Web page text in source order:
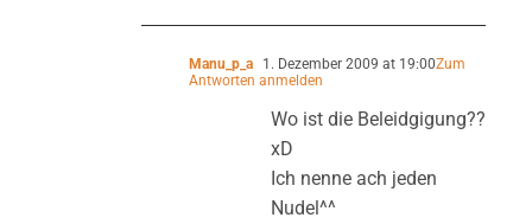
Manu_p_a 1. Dezember 2009 at 19:00Zum
Antworten anmelden
Wo ist die Beleidgigung??
xD
Ich nenne ach jeden
Nudel^^